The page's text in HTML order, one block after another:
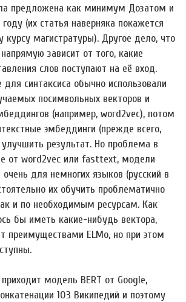
предложена как минимум Дозатом и
(их статья наверняка покажется
курсу магистратуры). Другое дело, что
зависит от того, какие
слов поступают на её вход.
синтаксиса обычно использовали
посимвольных векторов и
(например, word2vec), потом
эмбеддинги (прежде всего,
результат. Но проблема в
от word2vec или fasttext, модели
для немногих языков (русский в
их обучить проблематично
и по необходимым ресурсам. Как
бы иметь какие-нибудь вектора,
преимуществами ELMo, но при этом
модель BERT от Google,
103 Википедий и поэтому